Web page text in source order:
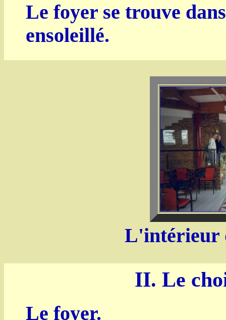
Le foyer se trouve
ensoleillé.
L'intérieur
II. Le
Le foyer.